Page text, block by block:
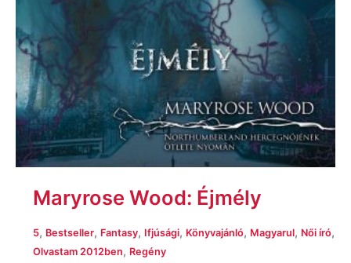
Maryrose Wood: Éjmély
5, Bestseller, Fantasy, Ifjúsági, Könyvajánló, Magyarul, Női író,
Olvastam 2012ben, Regény